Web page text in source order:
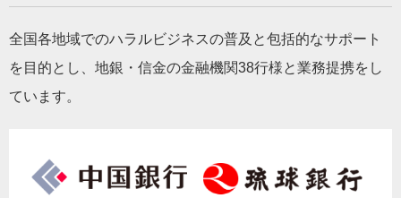
全国各地域でのハラルビジネスの普及と包括的なサポート
を目的とし、地銀・信金の金融機関38行様と業務提携をし
ています。